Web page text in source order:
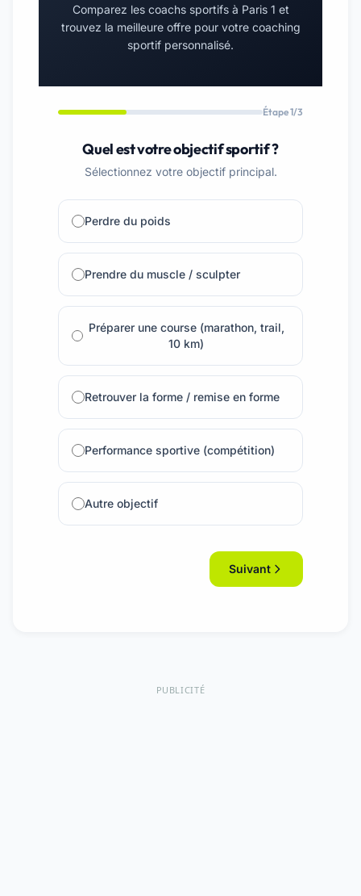
Comparez les coachs sportifs à Paris 1 et
trouvez la meilleure offre pour votre coaching
sportif personnalisé.
Étape 1/3
Quel est votre objectif sportif ?
Sélectionnez votre objectif principal.
Perdre du poids
Prendre du muscle / sculpter
Préparer une course (marathon, trail,
10 km)
Retrouver la forme / remise en forme
Performance sportive (compétition)
Autre objectif
Suivant
PUBLICITÉ